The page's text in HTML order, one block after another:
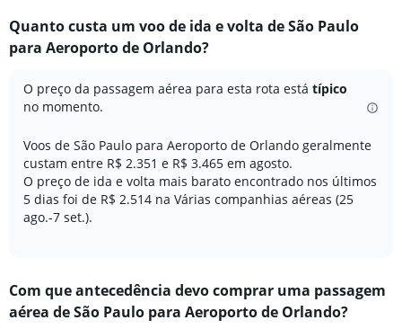
Range:
6
The
chart
has
Y
axis
displaying
Number
of
to
15.
Quanto custa um voo de ida e volta de São Paulo
para Aeroporto de Orlando?
O preço da passagem aérea para esta rota está típico
no momento.
Voos de São Paulo para Aeroporto de Orlando geralmente
custam entre R$ 2.351 e R$ 3.465 em agosto.
O preço de ida e volta mais barato encontrado nos últimos
5 dias foi de R$ 2.514 na Várias companhias aéreas (25
ago.-7 set.).
Com que antecedência devo comprar uma passagem
aérea de São Paulo para Aeroporto de Orlando?